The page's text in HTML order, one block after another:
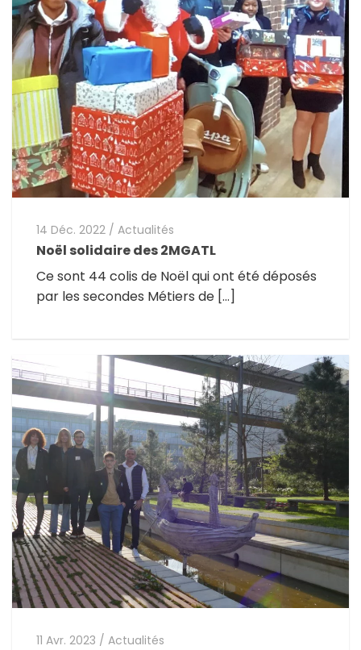
14 Déc. 2022 / Actualités
Noël solidaire des 2MGATL
Ce sont 44 colis de Noël qui ont été déposés
par les secondes Métiers de […]
11 Avr. 2023 / Actualités